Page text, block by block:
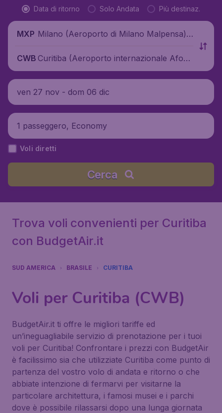
Data di ritorno Solo Andata Più destinaz.
MXP Milano (Aeroporto di Milano Malpensa),
CWB Curitiba (Aeroporto internazionale Afons
o Pena), Brasile
ven 27 nov - dom 06 dic
1 passeggero, Economy
Voli diretti
Cerca
Trova voli convenienti per Curitiba
con BudgetAir.it
SUD AMERICA BRASILE CURITIBA
Voli per Curitiba (CWB)
BudgetAir.it ti offre le migliori tariffe ed
un’ineguagliabile servizio di prenotazione per i tuoi
voli per Curitiba! Confrontare i prezzi con BudgetAir
è facilissimo sia che utilizziate Curitiba come punto di
partenza del vostro volo di andata e ritorno o che
abbiate intenzione di fermarvi per visitarne la
particolare architettura, i famosi musei e i parchi
dove è possibile rilassarsi dopo una lunga giornata